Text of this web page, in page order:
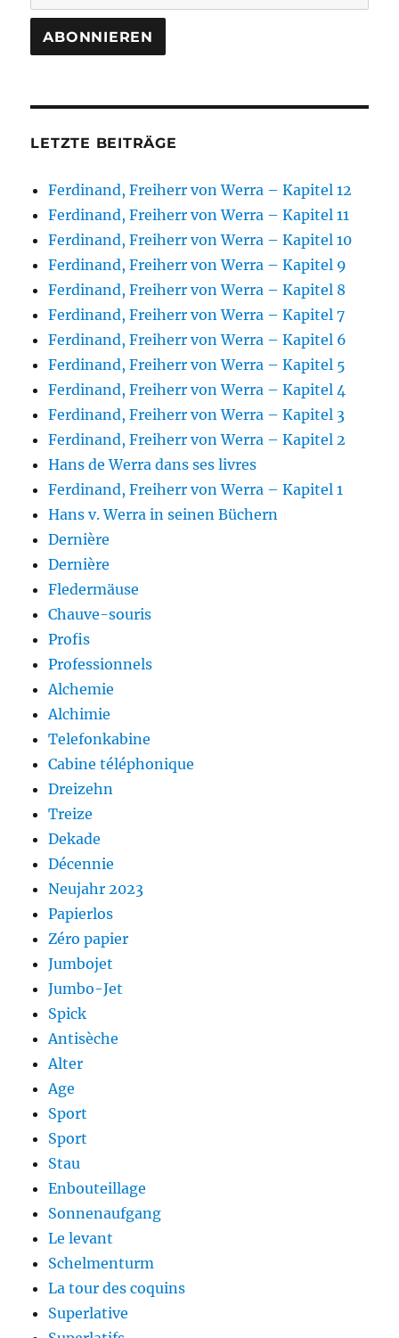
LETZTE BEITRÄGE
Ferdinand, Freiherr von Werra – Kapitel 12
Ferdinand, Freiherr von Werra – Kapitel 11
Ferdinand, Freiherr von Werra – Kapitel 10
Ferdinand, Freiherr von Werra – Kapitel 9
Ferdinand, Freiherr von Werra – Kapitel 8
Ferdinand, Freiherr von Werra – Kapitel 7
Ferdinand, Freiherr von Werra – Kapitel 6
Ferdinand, Freiherr von Werra – Kapitel 5
Ferdinand, Freiherr von Werra – Kapitel 4
Ferdinand, Freiherr von Werra – Kapitel 3
Ferdinand, Freiherr von Werra – Kapitel 2
Hans de Werra dans ses livres
Ferdinand, Freiherr von Werra – Kapitel 1
Hans v. Werra in seinen Büchern
Dernière
Dernière
Fledermäuse
Chauve-souris
Profis
Professionnels
Alchemie
Alchimie
Telefonkabine
Cabine téléphonique
Dreizehn
Treize
Dekade
Décennie
Neujahr 2023
Papierlos
Zéro papier
Jumbojet
Jumbo-Jet
Spick
Antisèche
Alter
Age
Sport
Sport
Stau
Enbouteillage
Sonnenaufgang
Le levant
Schelmenturm
La tour des coquins
Superlative